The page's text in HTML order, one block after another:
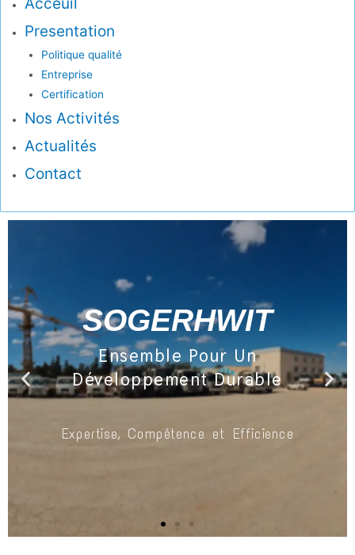
Presentation
Politique qualité
Entreprise
Certification
Nos Activités
Actualités
Contact
SOGERHWIT
Ensemble Pour Un
Développement Durable
Expertise, Compétence et Efficience